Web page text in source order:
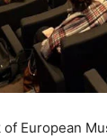
of European